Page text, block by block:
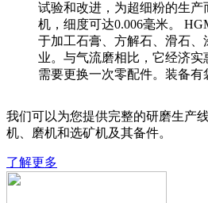
试验和改进，为超细粉的生
机，细度可达0.006毫米。
于加工石膏、方解石、滑石
业。与气流磨相比，它经济实
需要更换一次零配件。装备有
我们可以为您提供完整的研磨生产
机、磨机和选矿机及其备件。
了解更多